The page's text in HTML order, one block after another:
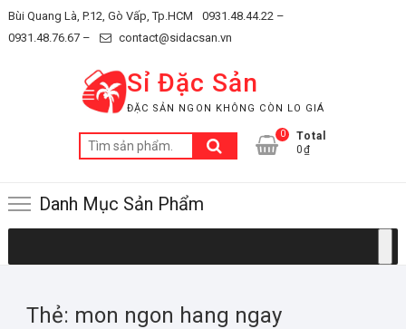
Skip
to
Bùi Quang Là, P.12, Gò Vấp, Tp.HCM
0931.48.44.22 –
0931.48.76.67 –
contact@sidacsan.vn
Sỉ Đặc Sản
ĐẶC SẢN NGON KHÔNG CÒN LO GIÁ
Tìm
kiếm:
0
Total
0₫
Danh Mục Sản Phẩm
Thẻ: mon ngon hang ngay